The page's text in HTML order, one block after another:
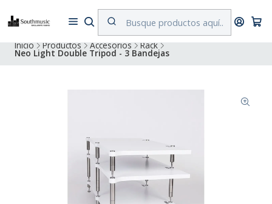
Despacho a todo Chile. Envíos gratuitos a Región Metropolitana por
compras superiores a $500.000
Inicio Productos Accesorios Rack
Neo Light Double Tripod - 3 Bandejas